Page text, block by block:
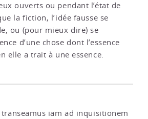
ouverts ou pendant l’état de
la fiction, l’idée fausse se
ou (pour mieux dire) se
d’une chose dont l’essence
elle a trait à une essence.
iam ad inquisitionem